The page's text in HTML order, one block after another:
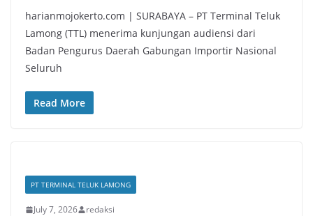
harianmojokerto.com | SURABAYA – PT Terminal Teluk
Lamong (TTL) menerima kunjungan audiensi dari
Badan Pengurus Daerah Gabungan Importir Nasional
Seluruh
Read More
PT TERMINAL TELUK LAMONG
July 7, 2026 redaksi